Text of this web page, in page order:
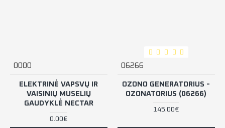
0000
ELEKTRINĖ VAPSVŲ IR
VAISINIŲ MUSELIŲ
GAUDYKLĖ NECTAR
0.00€
06266
OZONO GENERATORIUS -
OZONATORIUS (06266)
145.00€